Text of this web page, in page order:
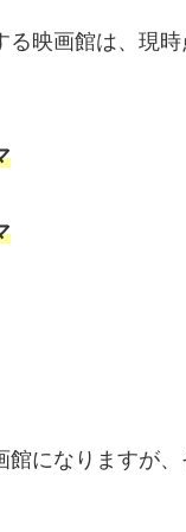
映画館は、現
館になりますが